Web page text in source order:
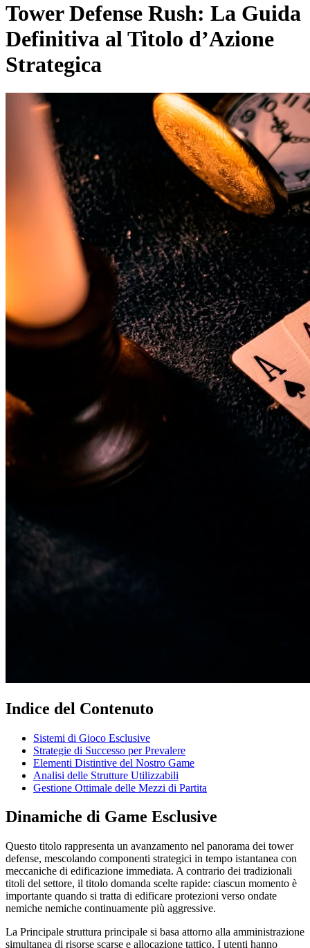
Tower Defense Rush: La Guida
Definitiva al Titolo d’Azione
Strategica
Indice del Contenuto
Sistemi di Gioco Esclusive
Strategie di Successo per Prevalere
Elementi Distintive del Nostro Game
Analisi delle Strutture Utilizzabili
Gestione Ottimale delle Mezzi di Partita
Dinamiche di Game Esclusive
Questo titolo rappresenta un avanzamento nel panorama dei tower
defense, mescolando componenti strategici in tempo istantanea con
meccaniche di edificazione immediata. A contrario dei tradizionali
titoli del settore, il titolo domanda scelte rapide: ciascun momento è
importante quando si tratta di edificare protezioni verso ondate
nemiche nemiche continuamente più aggressive.
La Principale struttura principale si basa attorno alla amministrazione
simultanea di risorse scarse e allocazione tattico. I utenti hanno